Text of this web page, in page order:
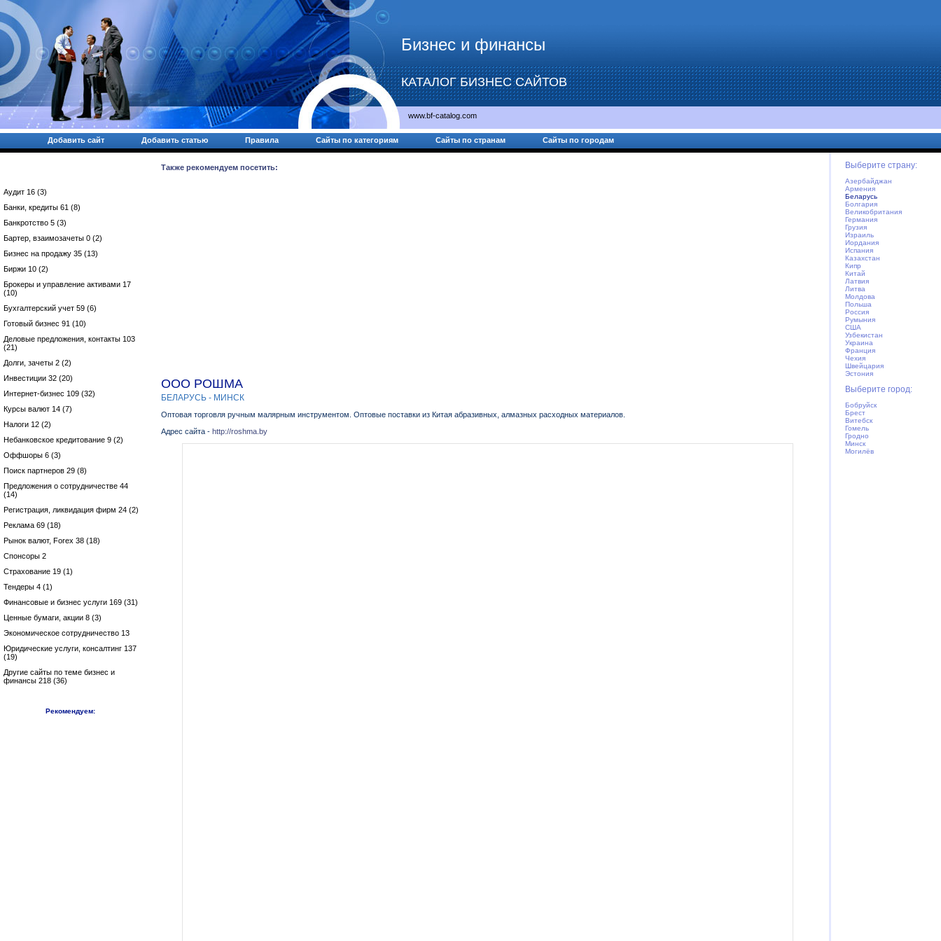
Бизнес и финансы
КАТАЛОГ БИЗНЕС САЙТОВ
www.bf-catalog.com
Добавить сайт Добавить статью Правила Сайты по категориям Сайты по странам Сайты по городам
Аудит 16 (3)
Банки, кредиты 61 (8)
Банкротство 5 (3)
Бартер, взаимозачеты 0 (2)
Бизнес на продажу 35 (13)
Биржи 10 (2)
Брокеры и управление активами 17
(10)
Бухгалтерский учет 59 (6)
Готовый бизнес 91 (10)
Деловые предложения, контакты 103
(21)
Долги, зачеты 2 (2)
Инвестиции 32 (20)
Интернет-бизнес 109 (32)
Курсы валют 14 (7)
Налоги 12 (2)
Небанковское кредитование 9 (2)
Оффшоры 6 (3)
Поиск партнеров 29 (8)
Предложения о сотрудничестве 44
(14)
Регистрация, ликвидация фирм 24 (2)
Реклама 69 (18)
Рынок валют, Forex 38 (18)
Спонсоры 2
Страхование 19 (1)
Тендеры 4 (1)
Финансовые и бизнес услуги 169 (31)
Ценные бумаги, акции 8 (3)
Экономическое сотрудничество 13
Юридические услуги, консалтинг 137
(19)
Другие сайты по теме бизнес и
финансы 218 (36)
Рекомендуем:
Также рекомендуем посетить:
ООО РОШМА
БЕЛАРУСЬ - МИНСК
Оптовая торговля ручным малярным инструментом. Оптовые поставки из Китая абразивных, алмазных расходных материалов.
Адрес сайта - http://roshma.by
Выберите страну:
Азербайджан
Армения
Беларусь
Болгария
Великобритания
Германия
Грузия
Израиль
Иордания
Испания
Казахстан
Кипр
Китай
Латвия
Литва
Молдова
Польша
Россия
Румыния
США
Узбекистан
Украина
Франция
Чехия
Швейцария
Эстония
Выберите город:
Бобруйск
Брест
Витебск
Гомель
Гродно
Минск
Могилёв